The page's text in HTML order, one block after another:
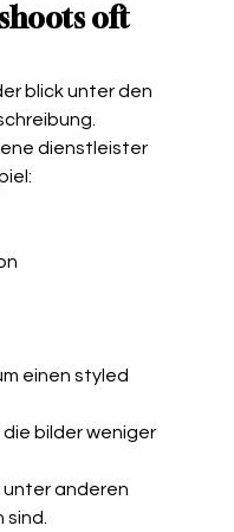
oft
blick unter den
dienstleister
einen styled
bilder weniger
anderen